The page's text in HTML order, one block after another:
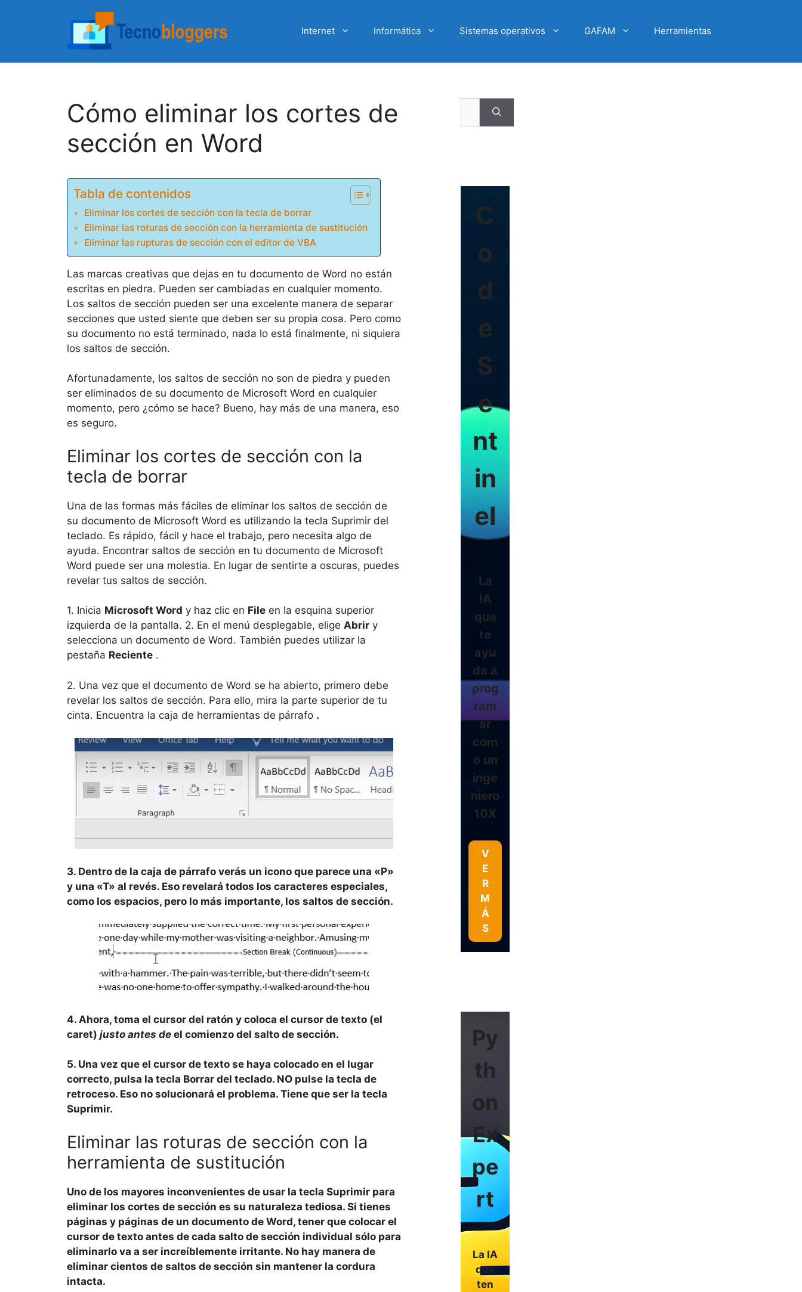
Internet Informática Sistemas operativos GAFAM Herramientas
Cómo eliminar los cortes de
sección en Word
Tabla de contenidos
Eliminar los cortes de sección con la tecla de borrar
Eliminar las roturas de sección con la herramienta de sustitución
Eliminar las rupturas de sección con el editor de VBA
Las marcas creativas que dejas en tu documento de Word no están
escritas en piedra. Pueden ser cambiadas en cualquier momento.
Los saltos de sección pueden ser una excelente manera de separar
secciones que usted siente que deben ser su propia cosa. Pero como
su documento no está terminado, nada lo está finalmente, ni siquiera
los saltos de sección.
Afortunadamente, los saltos de sección no son de piedra y pueden
ser eliminados de su documento de Microsoft Word en cualquier
momento, pero ¿cómo se hace? Bueno, hay más de una manera, eso
es seguro.
Eliminar los cortes de sección con la
tecla de borrar
Una de las formas más fáciles de eliminar los saltos de sección de
su documento de Microsoft Word es utilizando la tecla Suprimir del
teclado. Es rápido, fácil y hace el trabajo, pero necesita algo de
ayuda. Encontrar saltos de sección en tu documento de Microsoft
Word puede ser una molestia. En lugar de sentirte a oscuras, puedes
revelar tus saltos de sección.
1. Inicia Microsoft Word y haz clic en File en la esquina superior
izquierda de la pantalla. 2. En el menú desplegable, elige Abrir y
selecciona un documento de Word. También puedes utilizar la
pestaña Reciente .
2. Una vez que el documento de Word se ha abierto, primero debe
revelar los saltos de sección. Para ello, mira la parte superior de tu
cinta. Encuentra la caja de herramientas de párrafo .
3. Dentro de la caja de párrafo verás un icono que parece una «P»
y una «T» al revés. Eso revelará todos los caracteres especiales,
como los espacios, pero lo más importante, los saltos de sección.
4. Ahora, toma el cursor del ratón y coloca el cursor de texto (el
caret) justo antes de el comienzo del salto de sección.
5. Una vez que el cursor de texto se haya colocado en el lugar
correcto, pulsa la tecla Borrar del teclado. NO pulse la tecla de
retroceso. Eso no solucionará el problema. Tiene que ser la tecla
Suprimir.
Eliminar las roturas de sección con la
herramienta de sustitución
Uno de los mayores inconvenientes de usar la tecla Suprimir para
eliminar los cortes de sección es su naturaleza tediosa. Si tienes
páginas y páginas de un documento de Word, tener que colocar el
cursor de texto antes de cada salto de sección individual sólo para
eliminarlo va a ser increíblemente irritante. No hay manera de
eliminar cientos de saltos de sección sin mantener la cordura
intacta.
Buscar:
C
o
d
e
S
e
nt
in
el
La
IA
que
te
ayu
da a
prog
ram
ar
com
o un
inge
niero
10X
V
E
R
M
Á
S
Py
th
on
Ex
pe
rt
La IA
que
ten